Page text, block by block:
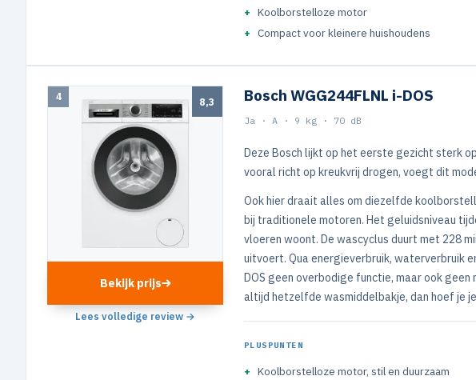
Koolborstelloze motor
Compact voor kleinere huishoudens
4 8,3
Bekijk prijs
Lees volledige review →
Bosch WGG244FLNL i-DOS
Ja · A · 9 kg · 70 dB
Deze Bosch lijkt op het eerste gezicht sterk
vooral richt op kreukvrij drogen, voegt dit
Ook hier draait alles om diezelfde
bij traditionele motoren. Het geluidsniveau
vloeren woont. De wascyclus duurt met 228
uitvoert. Qua energieverbruik, waterverbruik
DOS geen overbodige functie, maar ook
altijd hetzelfde wasmiddelbakje, dan hoef je
PLUSPUNTEN
Koolborstelloze motor, stil en duurzaam